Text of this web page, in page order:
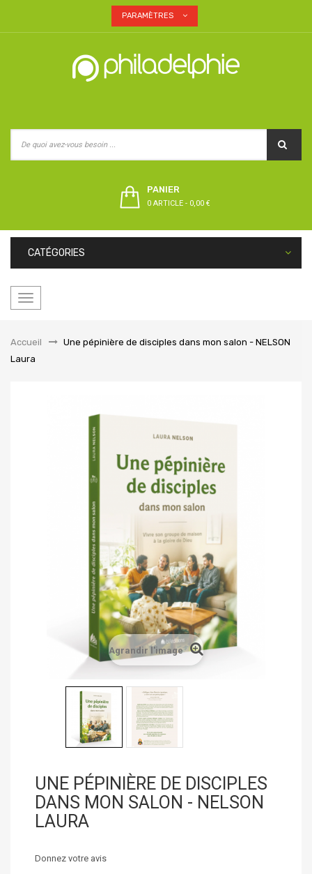
PARAMÈTRES
PANIER
0 ARTICLE - 0,00 €
CATÉGORIES
Basculer
Accueil
&gt;Une pépinière de disciples dans mon salon - NELSON
Laura
Agrandir l'image
UNE PÉPINIÈRE DE DISCIPLES
DANS MON SALON - NELSON
LAURA
Donnez votre avis